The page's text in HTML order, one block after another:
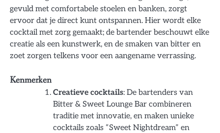
gevuld met comfortabele stoelen en banken, zorgt
ervoor dat je direct kunt ontspannen. Hier wordt elke
cocktail met zorg gemaakt; de bartender beschouwt elke
creatie als een kunstwerk, en de smaken van bitter en
zoet zorgen telkens voor een aangename verrassing.
Kenmerken
Creatieve cocktails: De bartenders van
Bitter & Sweet Lounge Bar combineren
traditie met innovatie, en maken unieke
cocktails zoals “Sweet Nightdream” en